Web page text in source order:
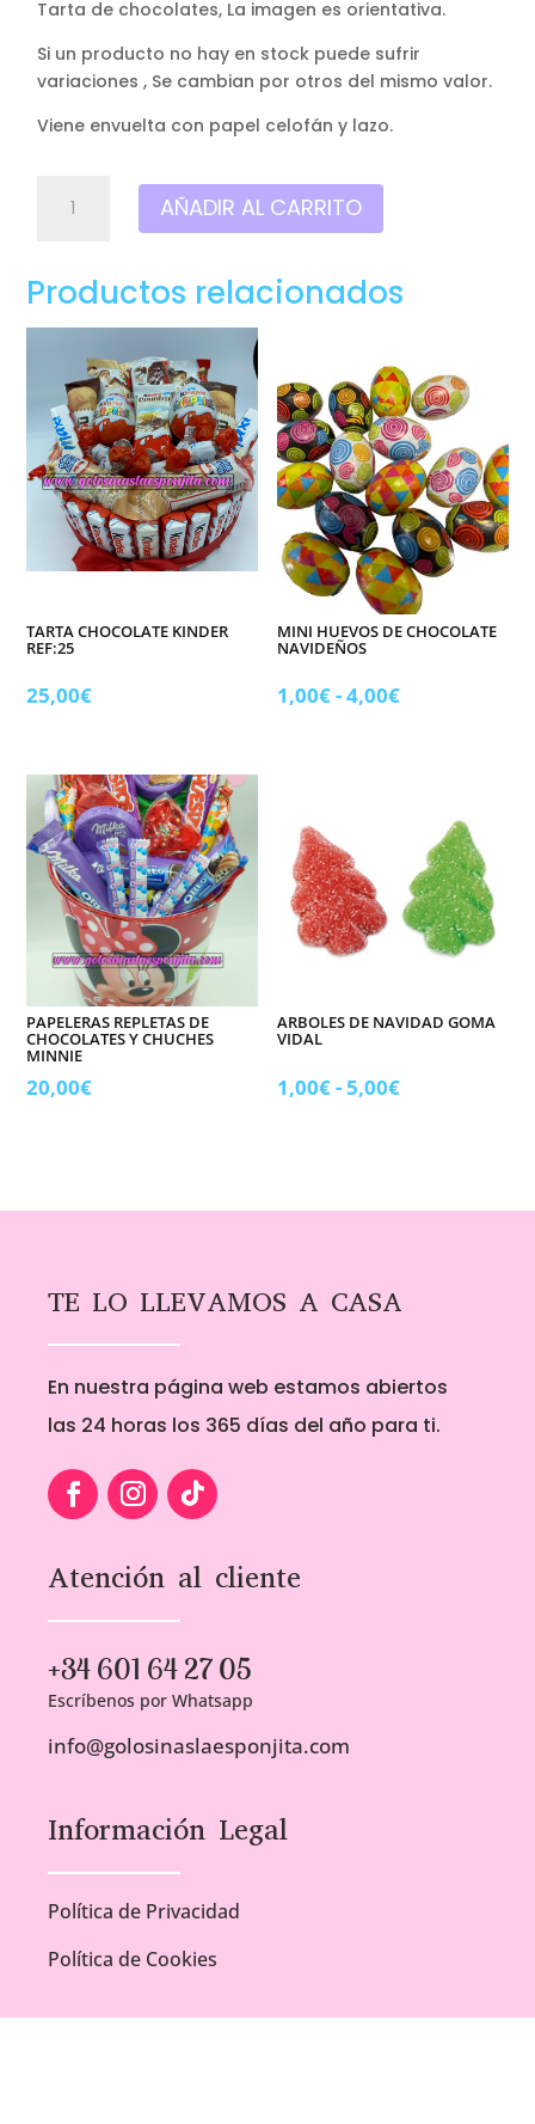
Tarta de chocolates, La imagen es orientativa.
Si un producto no hay en stock puede sufrir
variaciones , Se cambian por otros del mismo valor.
Viene envuelta con papel celofán y lazo.
chocolates
San
Valentín.
cantidad
AÑADIR AL CARRITO
Productos relacionados
TARTA CHOCOLATE KINDER
REF:25
25,00€
MINI HUEVOS DE CHOCOLATE
NAVIDEÑOS
1,00€-4,00€Rango
1,00€
hasta
4,00€
PAPELERAS REPLETAS DE
CHOCOLATES Y CHUCHES
MINNIE
20,00€
ARBOLES DE NAVIDAD GOMA
VIDAL
1,00€-5,00€Rango
1,00€
TE LO LLEVAMOS A CASA
En nuestra página web estamos abiertos
las 24 horas los 365 días del año para ti.
Atención al cliente
+34 601 64 27 05
Escríbenos por Whatsapp
info@golosinaslaesponjita.com
Información Legal
Política de Privacidad
Política de Cookies